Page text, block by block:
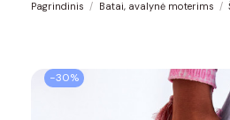
Pagrindinis Batai, avalynė moterims
−30%